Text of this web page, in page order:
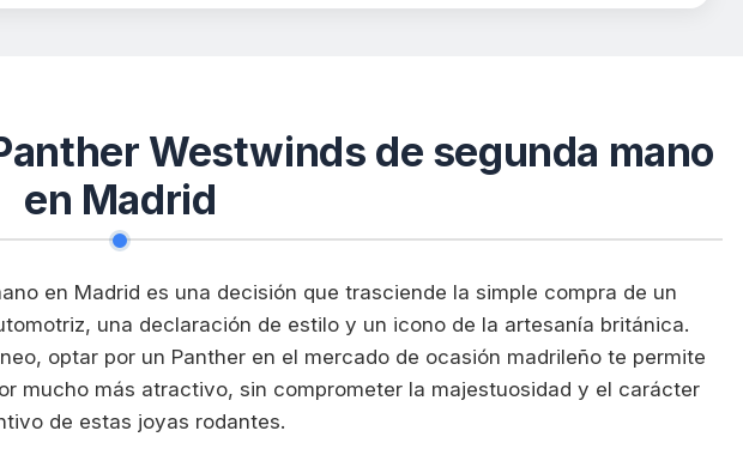
Westwinds de segunda mano
en Madrid
en Madrid es una decisión que trasciende la simple compra de un
una declaración de estilo y un icono de la artesanía británica.
optar por un Panther en el mercado de ocasión madrileño te permite
mucho más atractivo, sin comprometer la majestuosidad y el carácter
de estas joyas rodantes.